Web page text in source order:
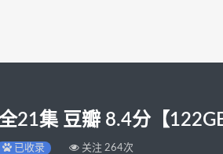
21集 豆瓣 8.4分【122GB
已收录 关注 264次